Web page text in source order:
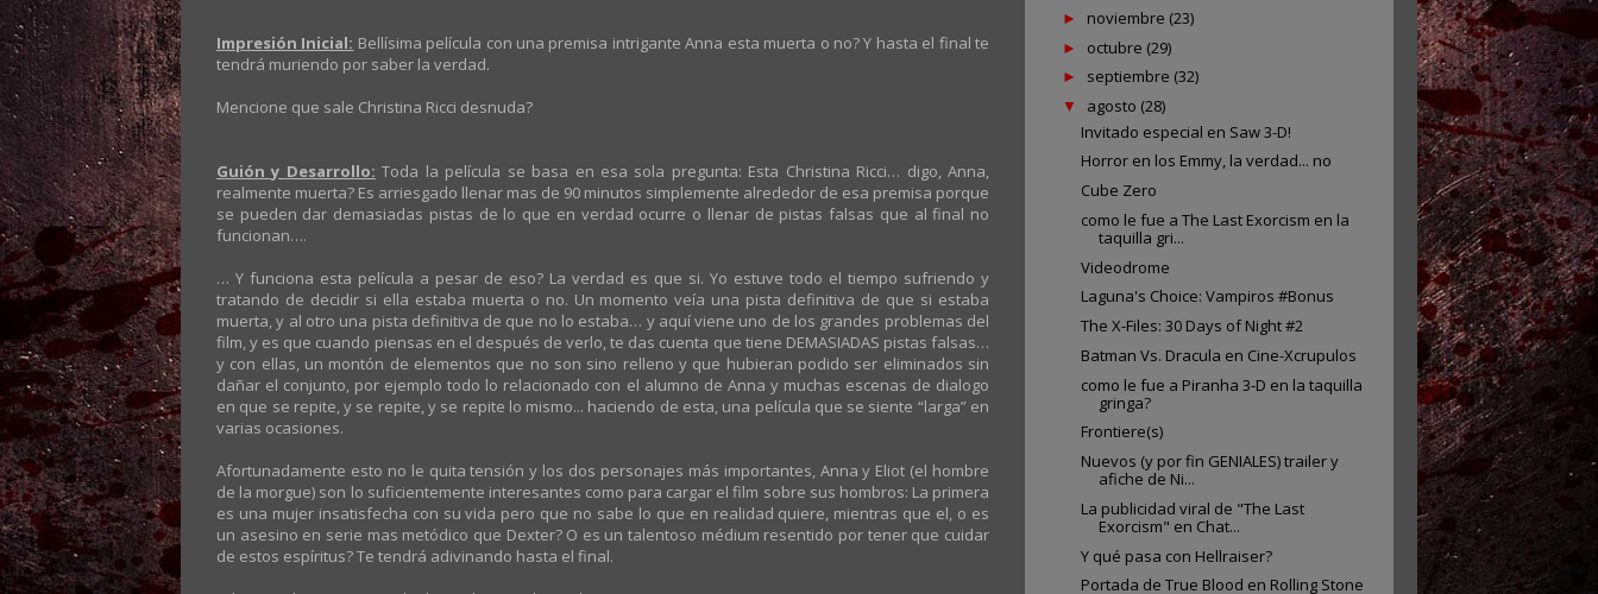
Impresión Inicial: Bellísima película con una premisa intrigante Anna esta muerta o no? Y hasta el final te
tendrá muriendo por saber la verdad.
Mencione que sale Christina Ricci desnuda?
Guión y Desarrollo: Toda la película se basa en esa sola pregunta: Esta Christina Ricci… digo, Anna,
realmente muerta? Es arriesgado llenar mas de 90 minutos simplemente alrededor de esa premisa porque
se pueden dar demasiadas pistas de lo que en verdad ocurre o llenar de pistas falsas que al final no
funcionan….
… Y funciona esta película a pesar de eso? La verdad es que si. Yo estuve todo el tiempo sufriendo y
tratando de decidir si ella estaba muerta o no. Un momento veía una pista definitiva de que si estaba
muerta, y al otro una pista definitiva de que no lo estaba… y aquí viene uno de los grandes problemas del
film, y es que cuando piensas en el después de verlo, te das cuenta que tiene DEMASIADAS pistas falsas…
y con ellas, un montón de elementos que no son sino relleno y que hubieran podido ser eliminados sin
dañar el conjunto, por ejemplo todo lo relacionado con el alumno de Anna y muchas escenas de dialogo
en que se repite, y se repite, y se repite lo mismo... haciendo de esta, una película que se siente “larga” en
varias ocasiones.
Afortunadamente esto no le quita tensión y los dos personajes más importantes, Anna y Eliot (el hombre
de la morgue) son lo suficientemente interesantes como para cargar el film sobre sus hombros: La primera
es una mujer insatisfecha con su vida pero que no sabe lo que en realidad quiere, mientras que el, o es
un asesino en serie mas metódico que Dexter? O es un talentoso médium resentido por tener que cuidar
de estos espíritus? Te tendrá adivinando hasta el final.
► noviembre (23)
► octubre (29)
► septiembre (32)
▼ agosto (28)
Invitado especial en Saw 3-D!
Horror en los Emmy, la verdad... no
Cube Zero
como le fue a The Last Exorcism en la
taquilla gri...
Videodrome
Laguna's Choice: Vampiros #Bonus
The X-Files: 30 Days of Night #2
Batman Vs. Dracula en Cine-Xcrupulos
como le fue a Piranha 3-D en la taquilla
gringa?
Frontiere(s)
Nuevos (y por fin GENIALES) trailer y
afiche de Ni...
La publicidad viral de "The Last
Exorcism" en Chat...
Y qué pasa con Hellraiser?
Portada de True Blood en Rolling Stone